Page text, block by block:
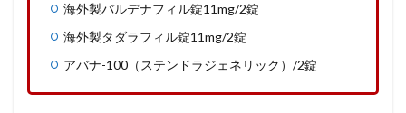
海外製バルデナフィル錠11mg/2錠
海外製タダラフィル錠11mg/2錠
アバナ-100（ステンドラジェネリック）/2錠